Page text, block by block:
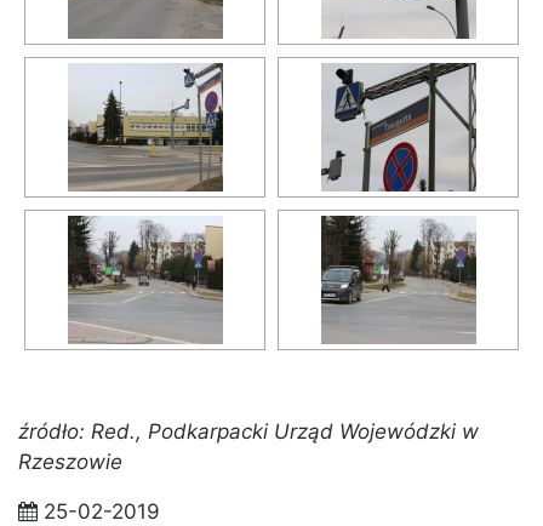
źródło: Red., Podkarpacki Urząd Wojewódzki w
Rzeszowie
25-02-2019